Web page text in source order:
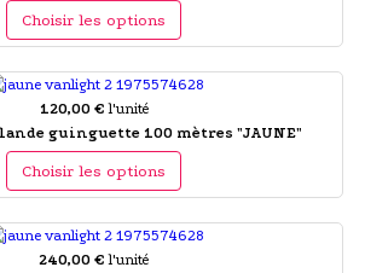
Choisir les options
120,00 € l'unité
guinguette 100 mètres "JAUNE"
Choisir les options
240,00 € l'unité